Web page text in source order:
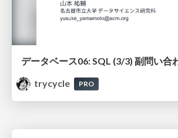
データベース06: SQL (3/3) 副問い合
trycycle
PRO